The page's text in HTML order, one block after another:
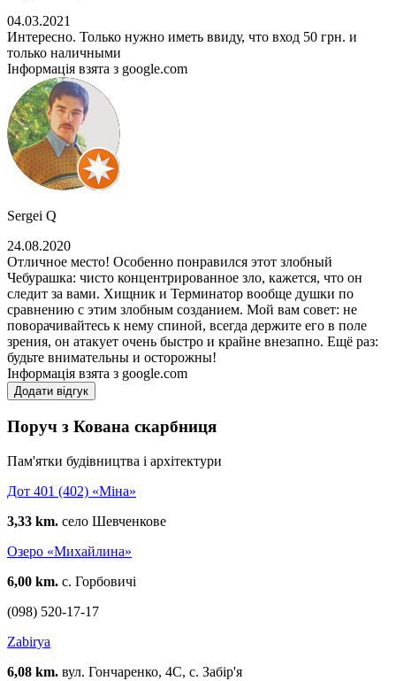
04.03.2021
Интересно. Только нужно иметь ввиду, что вход 50 грн. и
только наличными
Інформація взята з google.com
Sergei Q
24.08.2020
Отличное место! Особенно понравился этот злобный
Чебурашка: чисто концентрированное зло, кажется, что он
следит за вами. Хищник и Терминатор вообще душки по
сравнению с этим злобным созданием. Мой вам совет: не
поворачивайтесь к нему спиной, всегда держите его в поле
зрения, он атакует очень быстро и крайне внезапно. Ещё раз:
будьте внимательны и осторожны!
Інформація взята з google.com
Додати відгук
Поруч з Кована скарбниця
Пам'ятки будівництва і архітектури
Дот 401 (402) «Міна»
3,33 km. село Шевченкове
Озеро «Михайлина»
6,00 km. с. Горбовичі
(098) 520-17-17
Zabirya
6,08 km. вул. Гончаренко, 4С, с. Забір'я